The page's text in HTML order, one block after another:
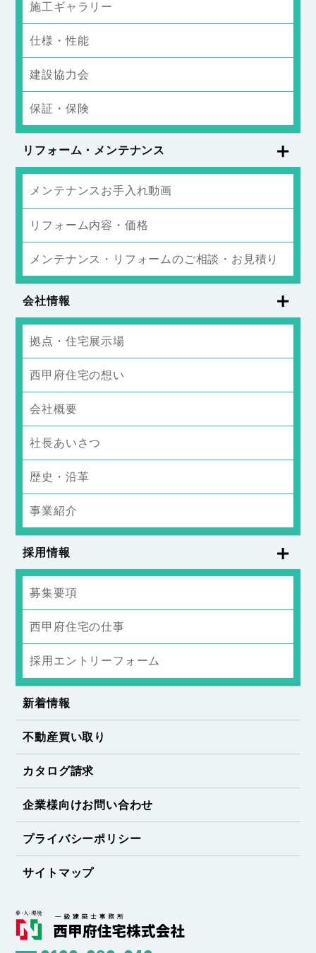
施工ギャラリー
仕様・性能
建設協力会
保証・保険
リフォーム・メンテナンス
メンテナンスお手入れ動画
リフォーム内容・価格
メンテナンス・リフォームのご相談・お見積り
会社情報
拠点・住宅展示場
西甲府住宅の想い
会社概要
社長あいさつ
歴史・沿革
事業紹介
採用情報
募集要項
西甲府住宅の仕事
採用エントリーフォーム
新着情報
不動産買い取り
カタログ請求
企業様向けお問い合わせ
プライバシーポリシー
サイトマップ